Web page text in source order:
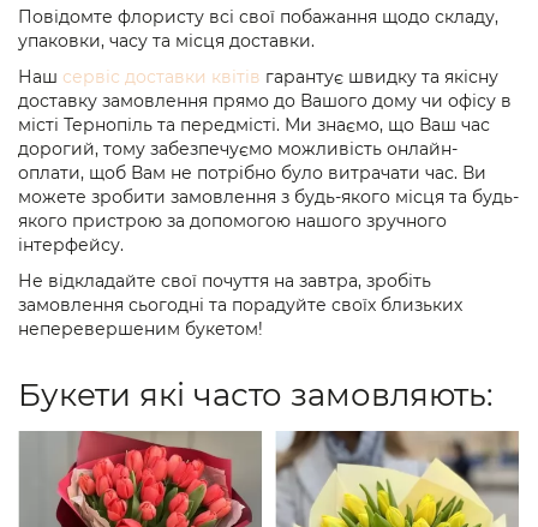
Повідомте флористу всі свої побажання щодо складу,
упаковки, часу та місця доставки.
Наш сервіс доставки квітів гарантує швидку та якісну
доставку замовлення прямо до Вашого дому чи офісу в
місті Тернопіль та передмісті. Ми знаємо, що Ваш час
дорогий, тому забезпечуємо можливість онлайн-
оплати, щоб Вам не потрібно було витрачати час. Ви
можете зробити замовлення з будь-якого місця та будь-
якого пристрою за допомогою нашого зручного
інтерфейсу.
Не відкладайте свої почуття на завтра, зробіть
замовлення сьогодні та порадуйте своїх близьких
неперевершеним букетом!
Букети які часто замовляють: